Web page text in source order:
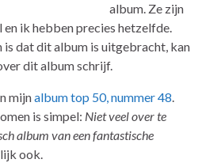
album. Ze zijn
en ik hebben precies hetzelfde.
is dat dit album is uitgebracht, kan
dit album schrijf.
mijnalbum top 50, nummer 48.
is simpel: Niet veel over te
album van een fantastische
ook.